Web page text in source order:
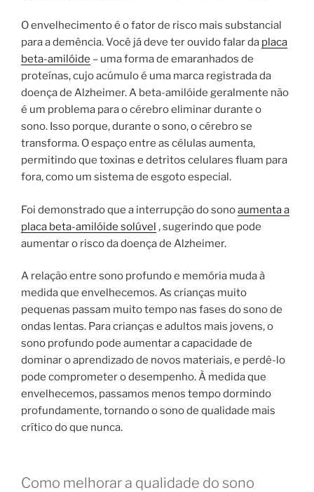
O envelhecimento é o fator de risco mais substancial
para a demência. Você já deve ter ouvido falar da placa
beta-amilóide – uma forma de emaranhados de
proteínas, cujo acúmulo é uma marca registrada da
doença de Alzheimer. A beta-amilóide geralmente não
é um problema para o cérebro eliminar durante o
sono. Isso porque, durante o sono, o cérebro se
transforma. O espaço entre as células aumenta,
permitindo que toxinas e detritos celulares fluam para
fora, como um sistema de esgoto especial.
Foi demonstrado que a interrupção do sonoaumenta a
placa beta-amilóide solúvel , sugerindo que pode
aumentar o risco da doença de Alzheimer.
A relação entre sono profundo e memória muda à
medida que envelhecemos. As crianças muito
pequenas passam muito tempo nas fases do sono de
ondas lentas. Para crianças e adultos mais jovens, o
sono profundo pode aumentar a capacidade de
dominar o aprendizado de novos materiais, e perdê-lo
pode comprometer o desempenho. À medida que
envelhecemos, passamos menos tempo dormindo
profundamente, tornando o sono de qualidade mais
crítico do que nunca.
Como melhorar a qualidade do sono